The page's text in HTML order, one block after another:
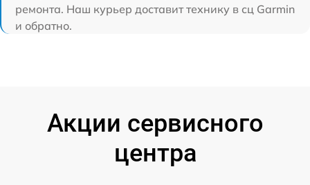
ремонта. Наш курьер доставит технику в сц Garmin
и обратно.
Акции сервисного
центра